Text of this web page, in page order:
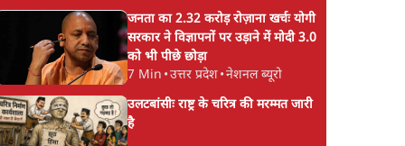
जनता का 2.32 करोड़ रोज़ाना खर्चः योगी
सरकार ने विज्ञापनों पर उड़ाने में मोदी 3.0
को भी पीछे छोड़ा
7 Min •उत्तर प्रदेश•नेशनल ब्यूरो
उलटबांसीः राष्ट्र के चरित्र की मरम्मत जारी
है